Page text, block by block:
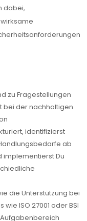
dabei,
zu Fragestellungen
bei der nachhaltigen
identifizierst
ab
implementierst Du
die Unterstützung bei
ISO 27001 oder BSI